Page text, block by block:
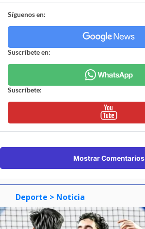
Síguenos en:
Suscríbete en:
Suscríbete:
Mostrar Comentarios
Deporte > Noticia